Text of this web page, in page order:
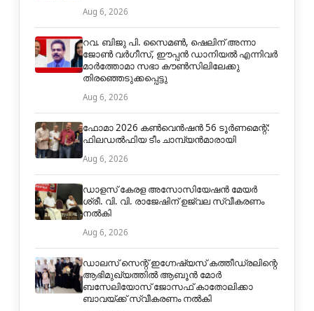
Aug 6, 2026
റവ. ബിജു പി. സൈമൺ, ഷെലിന് അന്നാ
ജോൺ വർഗീസ്, ഈപ്പൻ ഡാനിയൽ എന്നിവർ
മാർത്തോമാ സഭാ കൗൺസിലിലേക്കു
തിരഞ്ഞെടുക്കപ്പെട്ടു
Aug 6, 2026
ഫോമാ 2026 കൺവെൻഷൻ 56 ടൂർണമെന്റ്:
ഫിലഡൽഫിയ ടീം ചാമ്പ്യൻമാരായി
Aug 6, 2026
ഡാളസ് കേരള അസോസിയേഷൻ മേയർ
ശ്രീ. വി. വി. രാജേഷിന് ഉജ്വല സ്വീകരണം
നൽകി
Aug 6, 2026
ഡാലസ് സെന്റ് ഇഗ്നേഷ്യസ് കത്തീഡ്രലിന്റെ
ആഭിമുഖ്യത്തിൽ ആബൂൻ മോർ
ബസേലിയോസ് ജോസഫ് കാതോലിക്കാ
ബാവയ്ക്ക് സ്വീകരണം നൽകി